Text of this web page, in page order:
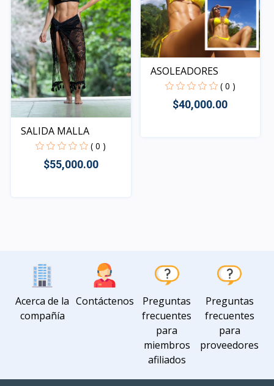
SALIDA MALLA
( 0 )
$55,000.00
ASOLEADORES
( 0 )
$40,000.00
Acerca de la
compañía
Contáctenos
Preguntas
frecuentes
para
miembros
afiliados
Preguntas
frecuentes
para
proveedores